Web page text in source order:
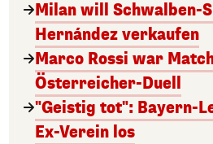
Milan will Schwalben-
Hernández verkaufen
Marco Rossi war
Österreicher-Duell
"Geistig tot": Bayern-
Ex-Verein los